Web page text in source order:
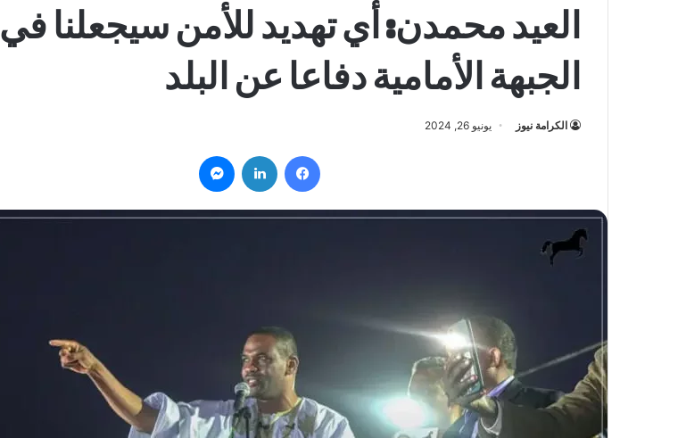
العيد محمدن: أي تهديد للأمن سيجعلنا في
الجبهة الأمامية دفاعا عن البلد
الكرامة نيوز يونيو 26, 2024
فيسبوك لينكدإن